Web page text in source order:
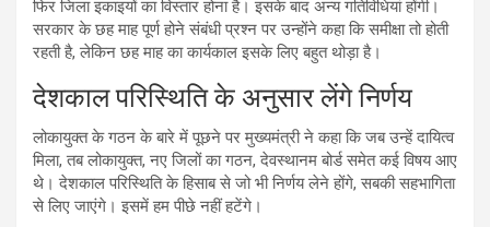
फिर जिला इकाइयों का विस्तार होना है। इसके बाद अन्य गतिविधियां होंगी।
सरकार के छह माह पूर्ण होने संबंधी प्रश्न पर उन्होंने कहा कि समीक्षा तो होती
रहती है, लेकिन छह माह का कार्यकाल इसके लिए बहुत थोड़ा है।
देशकाल परिस्थिति के अनुसार लेंगे निर्णय
लोकायुक्त के गठन के बारे में पूछने पर मुख्यमंत्री ने कहा कि जब उन्हें दायित्व
मिला, तब लोकायुक्त, नए जिलों का गठन, देवस्थानम बोर्ड समेत कई विषय आए
थे। देशकाल परिस्थिति के हिसाब से जो भी निर्णय लेने होंगे, सबकी सहभागिता
से लिए जाएंगे। इसमें हम पीछे नहीं हटेंगे।